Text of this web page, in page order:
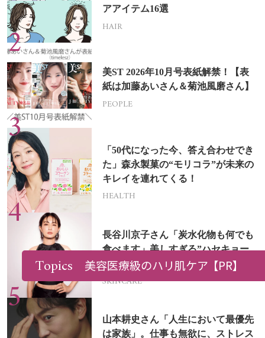
アアイテム16選
HAIR
美ST 2026年10月号表紙解禁！【表
紙は加藤あいさん＆菊池風磨さん】
PEOPLE
「50代になった今、答え合わせでき
た」森永製菓の“モリコラ”が未来の
キレイを連れてくる！
HEALTH
長谷川京子さん「炭水化物も何でも
食べます」美しすぎる”ハセキョー
ボディ”を作る秘訣
SKINCARE
山本耕史さん「人生において最優先
は家族」。仕事も無欲に、ストレス
Topics 美容医療級のハリ肌ケア【PR】